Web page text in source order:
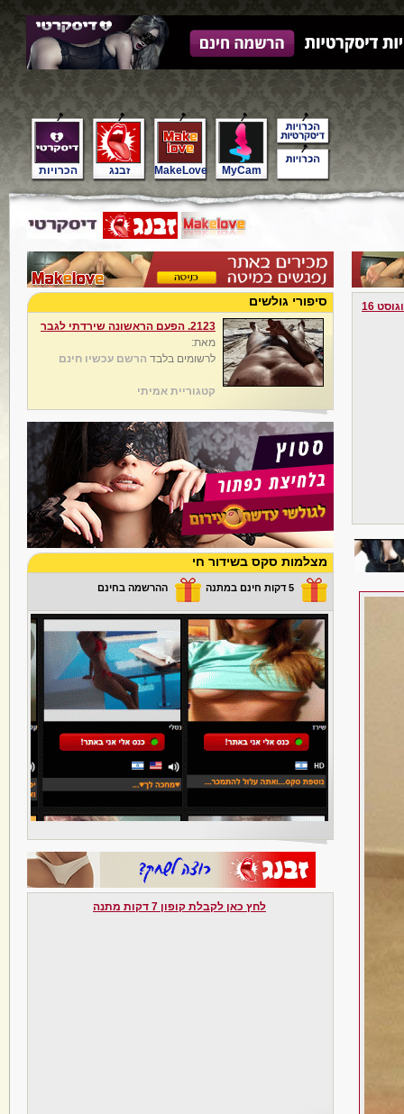
הכרויות זבנג MakeLove MyCam
16 סיפורי גולשים
2123. הפעם הראשונה שירדתי לגבר
מאת:
לרשומים בלבד הרשם עכשיו חינם
קטגוריית אמיתי
מצלמות סקס בשידור חי
5 דקות חינם במתנה ההרשמה בחינם
לחץ כאן לקבלת קופון 7 דקות מתנה